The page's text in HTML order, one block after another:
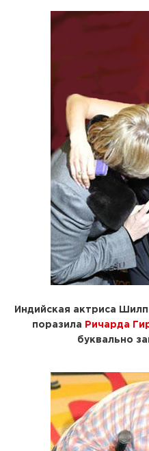
Индийская актриса
поразила
Ричарда
буквально